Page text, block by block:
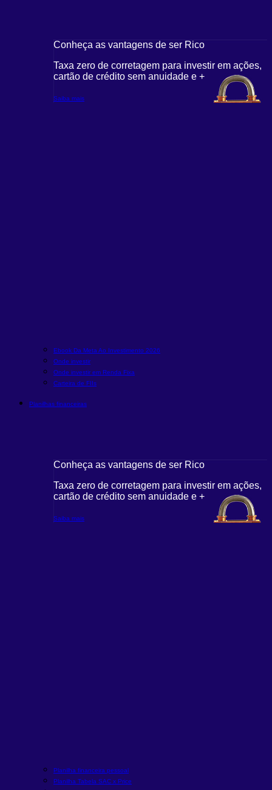
Conheça as vantagens de ser Rico
Taxa zero de corretagem para investir em ações,
cartão de crédito sem anuidade e +
Saiba mais
Ebook Da Meta Ao Investimento 2026
Onde investir
Onde investir em Renda Fixa
Carteira de FIIs
Planilhas financeiras
Conheça as vantagens de ser Rico
Taxa zero de corretagem para investir em ações,
cartão de crédito sem anuidade e +
Saiba mais
Planilha financeira pessoal
Planilha Tabela SAC x Price